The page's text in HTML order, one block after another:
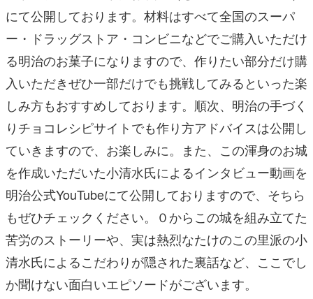
にて公開しております。材料はすべて全国のスーパ
ー・ドラッグストア・コンビニなどでご購入いただけ
る明治のお菓子になりますので、作りたい部分だけ購
入いただきぜひ一部だけでも挑戦してみるといった楽
しみ方もおすすめしております。順次、明治の手づく
りチョコレシピサイトでも作り方アドバイスは公開し
ていきますので、お楽しみに。また、この渾身のお城
を作成いただいた小清水氏によるインタビュー動画を
明治公式YouTubeにて公開しておりますので、そちら
もぜひチェックください。０からこの城を組み立てた
苦労のストーリーや、実は熱烈なたけのこの里派の小
清水氏によるこだわりが隠された裏話など、ここでし
か聞けない面白いエピソードがございます。